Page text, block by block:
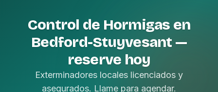
Control de Hormigas en
Bedford-Stuyvesant —
reserve hoy
Exterminadores locales licenciados y
asegurados. Llame para agendar.